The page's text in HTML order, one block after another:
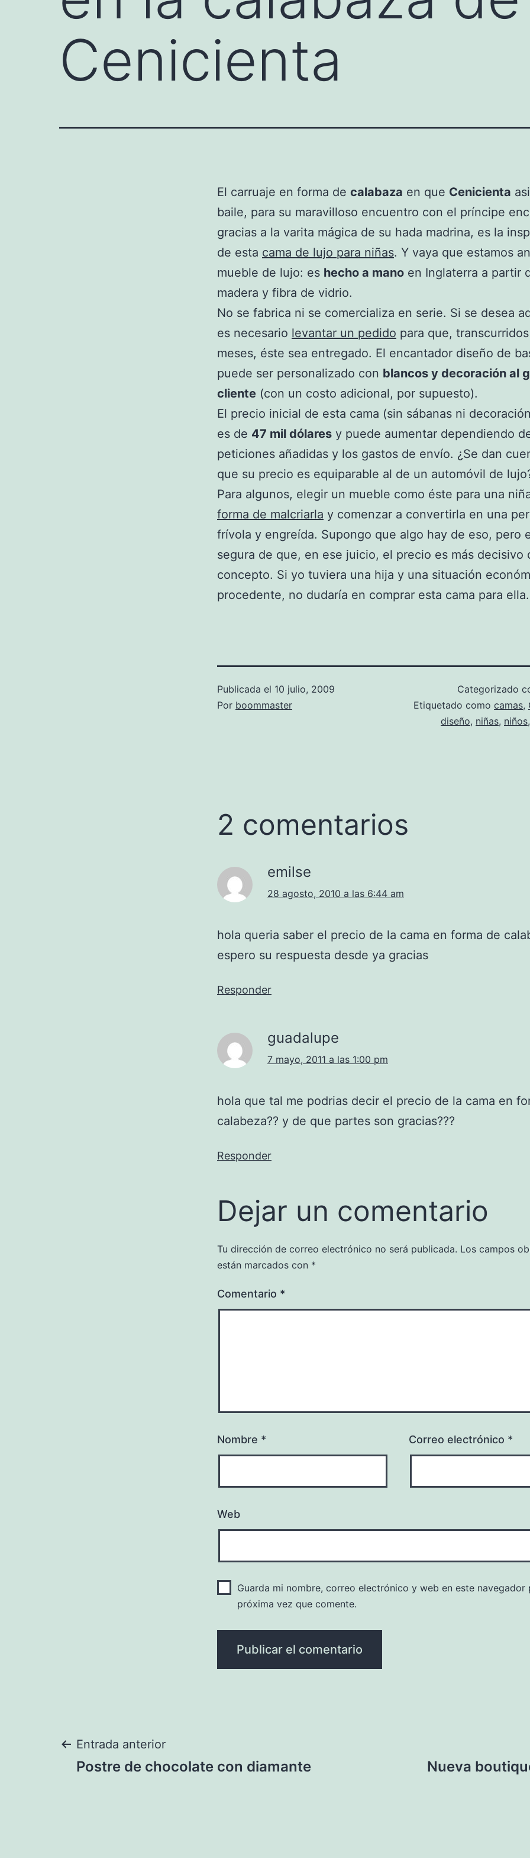
Cenicienta
El carruaje en forma de calabaza en que Cenicienta
baile, para su maravilloso encuentro con el príncipe
gracias a la varita mágica de su hada madrina, es la
de esta cama de lujo para niñas. Y vaya que estamos
mueble de lujo: es hecho a mano en Inglaterra a partir
madera y fibra de vidrio.
No se fabrica ni se comercializa en serie. Si se desea
es necesario levantar un pedido para que,
meses, éste sea entregado. El encantador diseño de
puede ser personalizado con blancos y decoración al
cliente (con un costo adicional, por supuesto).
El precio inicial de esta cama (sin sábanas ni
es de 47 mil dólares y puede aumentar dependiendo
peticiones añadidas y los gastos de envío. ¿Se dan
que su precio es equiparable al de un automóvil de
Para algunos, elegir un mueble como éste para una
forma de malcriarla y comenzar a convertirla en una
frívola y engreída. Supongo que algo hay de eso, pero
segura de que, en ese juicio, el precio es más decisivo
concepto. Si yo tuviera una hija y una situación
procedente, no dudaría en comprar esta cama para ella.
Publicada el 10 julio, 2009
Por boommaster
Categorizado
Etiquetado como camas,
diseño, niñas, niños,
2 comentarios
emilse
28 agosto, 2010 a las 6:44 am
hola queria saber el precio de la cama en forma de
espero su respuesta desde ya gracias
Responder
guadalupe
7 mayo, 2011 a las 1:00 pm
hola que tal me podrias decir el precio de la cama en
calabeza?? y de que partes son gracias???
Responder
Dejar un comentario
Tu dirección de correo electrónico no será publicada. Los campos
están marcados con *
Comentario *
Nombre * Correo electrónico *
Web
Guarda mi nombre, correo electrónico y web en este navegador
próxima vez que comente.
Navegación
Entrada anterior
Postre de chocolate con diamante Nueva